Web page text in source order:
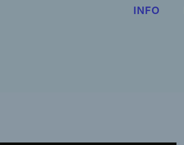
INFO